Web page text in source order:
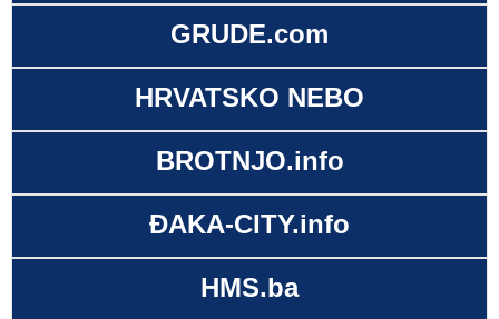
GRUDE.com
HRVATSKO NEBO
BROTNJO.info
ĐAKA-CITY.info
HMS.ba